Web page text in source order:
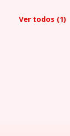
Ver todos (1)